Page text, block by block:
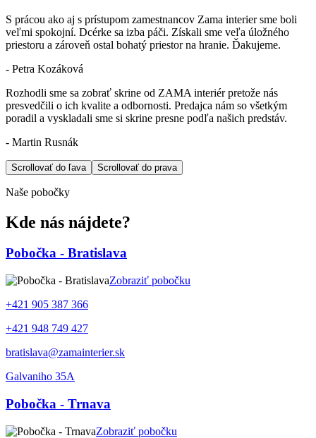
S prácou ako aj s prístupom zamestnancov Zama interier sme boli
veľmi spokojní. Dcérke sa izba páči. Získali sme veľa úložného
priestoru a zároveň ostal bohatý priestor na hranie. Ďakujeme.
- Petra Kozáková
Rozhodli sme sa zobrať skrine od ZAMA interiér pretože nás
presvedčili o ich kvalite a odbornosti. Predajca nám so všetkým
poradil a vyskladali sme si skrine presne podľa našich predstáv.
- Martin Rusnák
Scrollovať do ľava Scrollovať do prava
Naše pobočky
Kde nás nájdete?
Pobočka - Bratislava
Zobraziť pobočku
+421 905 387 366
+421 948 749 427
bratislava@zamainterier.sk
Galvaniho 35A
Pobočka - Trnava
Zobraziť pobočku